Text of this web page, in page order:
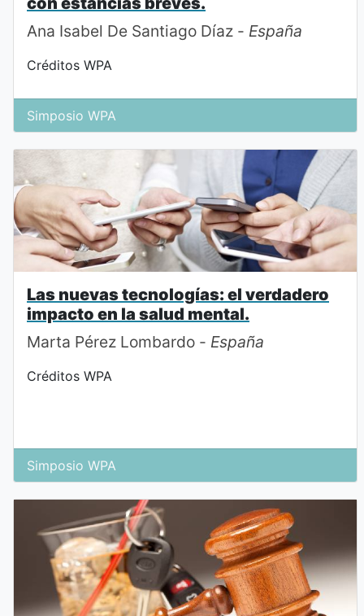
Ana Isabel De Santiago Díaz - España
Créditos WPA
Simposio WPA
Las nuevas tecnologías: el verdadero
impacto en la salud mental.
Marta Pérez Lombardo - España
Créditos WPA
Simposio WPA